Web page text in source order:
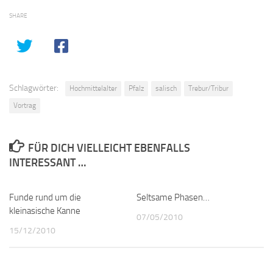
SHARE
Schlagwörter: Hochmittelalter Pfalz salisch
Trebur/Tribur
Vortrag
FÜR DICH VIELLEICHT EBENFALLS
INTERESSANT …
Funde rund um die
kleinasische Kanne
15/12/2010
Seltsame Phasen…
07/05/2010